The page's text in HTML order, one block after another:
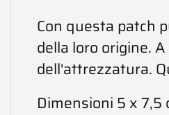
Con questa patch
della loro origine.
dell'attrezzatura.
Dimensioni 5 x 7,5